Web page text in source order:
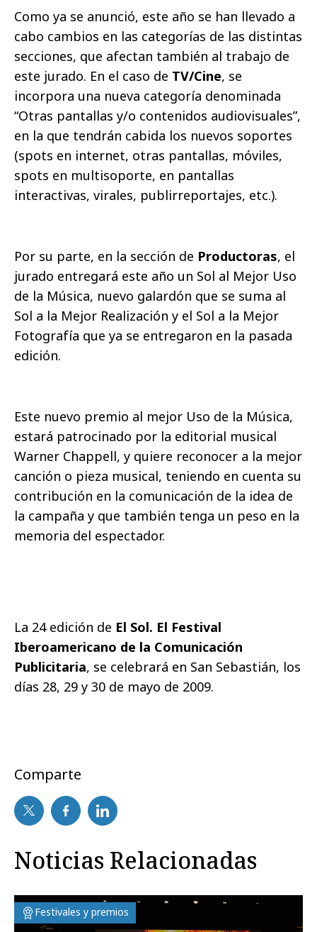
Como ya se anunció, este año se han llevado a
cabo cambios en las categorías de las distintas
secciones, que afectan también al trabajo de
este jurado. En el caso de TV/Cine, se
incorpora una nueva categoría denominada
“Otras pantallas y/o contenidos audiovisuales”,
en la que tendrán cabida los nuevos soportes
(spots en internet, otras pantallas, móviles,
spots en multisoporte, en pantallas
interactivas, virales, publirreportajes, etc.).
Por su parte, en la sección de Productoras, el
jurado entregará este año un Sol al Mejor Uso
de la Música, nuevo galardón que se suma al
Sol a la Mejor Realización y el Sol a la Mejor
Fotografía que ya se entregaron en la pasada
edición.
Este nuevo premio al mejor Uso de la Música,
estará patrocinado por la editorial musical
Warner Chappell, y quiere reconocer a la mejor
canción o pieza musical, teniendo en cuenta su
contribución en la comunicación de la idea de
la campaña y que también tenga un peso en la
memoria del espectador.
La 24 edición de El Sol. El Festival
Iberoamericano de la Comunicación
Publicitaria, se celebrará en San Sebastián, los
días 28, 29 y 30 de mayo de 2009.
Comparte
Noticias Relacionadas
Festivales y premios